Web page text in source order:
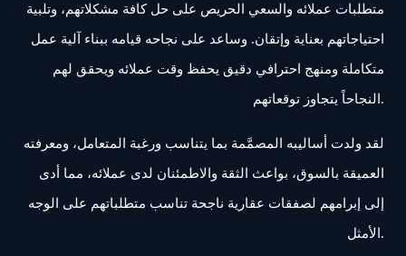
متطلبات عملائه والسعي الحريص على حل كافة مشكلاتهم، وتلبية
احتياجاتهم بعناية وإتقان. وساعد على نجاحه قيامه ببناء آلية عمل
متكاملة ومنهج احترافي دقيق يحفظ وقت عملائه ويحقق لهم
النجاحاً يتجاوز توقعاتهم.
لقد ولدت أساليبه المصمَّمة بما يتناسب ورغبة المتعامل، ومعرفته
العميقة بالسوق، بواعث الثقة والاطمئنان لدى عملائه، مما أدى
إلى إبرامهم لصفقات عقارية ناجحة تناسب متطلباتهم على الوجه
الأمثل.